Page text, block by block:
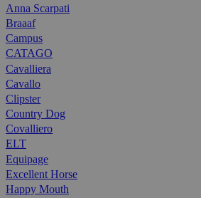
Anna Scarpati
Braaaf
Campus
CATAGO
Cavalliera
Cavallo
Clipster
Country Dog
Covalliero
ELT
Equipage
Excellent Horse
Happy Mouth